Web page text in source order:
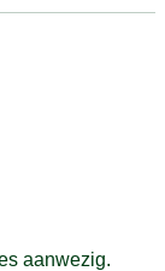
aanwezig.